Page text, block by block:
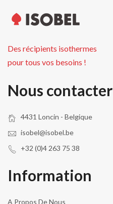
Des récipients isothermes
pour tous vos besoins !
Nous contacter
4431 Loncin - Belgique
isobel@isobel.be
+32 (0)4 263 75 38
Information
A Propos De Nous